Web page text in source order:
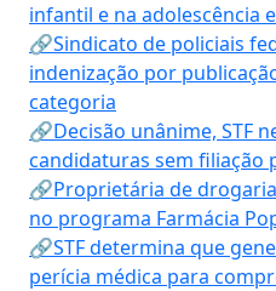
infantil e na adolescência
🔗Sindicato de policiais
indenização por
categoria
🔗Decisão unânime, STF
candidaturas sem filiação
🔗Proprietária de
no programa Farmácia
🔗STF determina que
perícia médica para